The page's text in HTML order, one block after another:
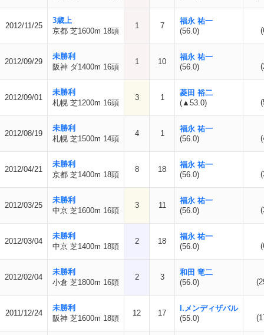
2012/11/25
3歳上
京都 芝1600m 18頭
1 7
福永 祐一
(56.0)
2012/09/29
未勝利
阪神 ダ1400m 16頭
1 10
福永 祐一
(56.0)
2012/09/01
未勝利
札幌 芝1200m 16頭
3 1
菱田 裕二
(▲53.0)
2012/08/19
未勝利
札幌 芝1500m 14頭
4 1
福永 祐一
(56.0)
2012/04/21
未勝利
京都 芝1400m 18頭
8 18
福永 祐一
(56.0)
2012/03/25
未勝利
中京 芝1600m 16頭
3 11
福永 祐一
(56.0)
2012/03/04
未勝利
中京 芝1400m 18頭
2 18
福永 祐一
(56.0)
2012/02/04
未勝利
小倉 芝1800m 16頭
2 3
和田 竜二
(56.0)
2011/12/24
未勝利
阪神 芝1600m 18頭
12 17
I.メンディザバル
(55.0)